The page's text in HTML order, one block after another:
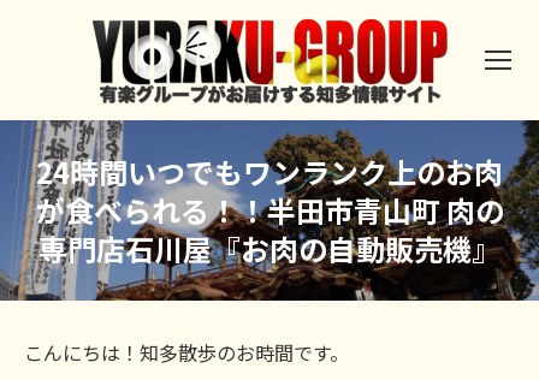
24時間いつでもワンランク上のお肉
が食べられる！！半田市青山町 肉の
専門店石川屋『お肉の自動販売機』
こんにちは！知多散歩のお時間です。